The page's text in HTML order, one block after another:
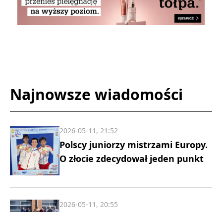
Najnowsze wiadomości
Polscy juniorzy mistrzami Europy.
O złocie zdecydował jeden punkt
2026-05-11, 21:52
2026-05-11, 20:55